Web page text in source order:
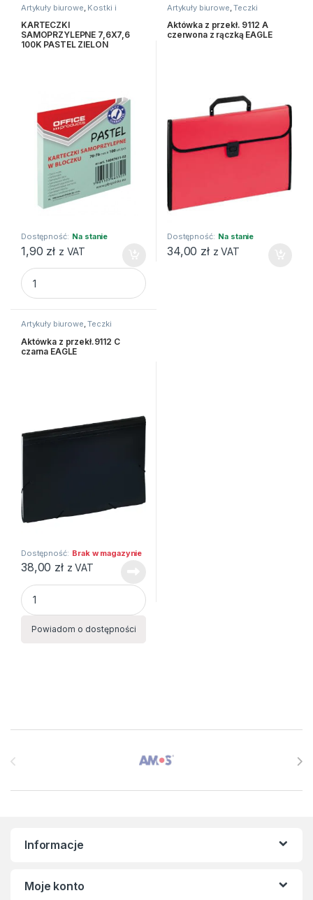
Artykuły biurowe Kostki i
karteczki
KARTECZKI
SAMOPRZYLEPNE 7,6X7,6
100K PASTEL ZIELON
Dostępność: Na stanie
1,90 zł z VAT
KARTECZKI SAMOPRZYLEPNE 7,6X7,6 100K PASTEL
Artykuły biurowe ,Teczki
Aktówka z przekł. 9112 A
czerwona z rączką EAGLE
Dostępność: Na stanie
34,00 zł z VAT
Artykuły biurowe,Teczki
Aktówka z przekł.9112 C
czarna EAGLE
Dostępność: Brak w magazynie
38,00 zł z VAT
Aktówka z przekł.9112 C czarna EAGLE quantity
Powiadom o dostępności
Informacje
Moje konto